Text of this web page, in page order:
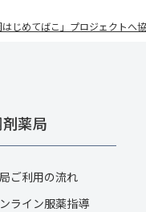
じめてばこ」プロジェクトへ
薬局
ご利用の流れ
ライン服薬指導